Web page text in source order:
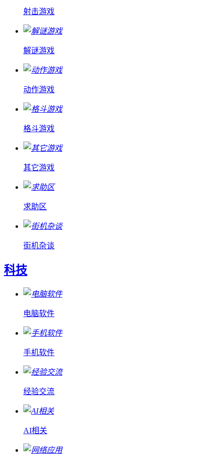
射击游戏
解谜游戏
动作游戏
格斗游戏
其它游戏
求助区
街机杂谈
科技
电脑软件
手机软件
经验交流
AI相关